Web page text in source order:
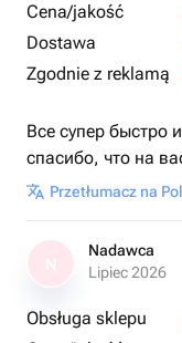
Cena/jakość
Dostawa
Zgodnie z reklamą
Все супер быстро
спасибо, что на
Przetłumacz na
Nadawca
Lipiec 2026
Obsługa sklepu